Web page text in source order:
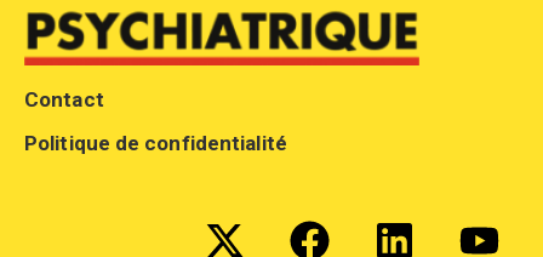
Contact
Politique de confidentialité